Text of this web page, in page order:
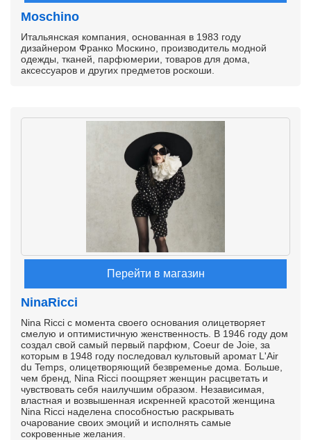
Moschino
Итальянская компания, основанная в 1983 году
дизайнером Франко Москино, производитель модной
одежды, тканей, парфюмерии, товаров для дома,
аксессуаров и других предметов роскоши.
Перейти в магазин
NinaRicci
Nina Ricci с момента своего основания олицетворяет
смелую и оптимистичную женственность. В 1946 году дом
создал свой самый первый парфюм, Coeur de Joie, за
которым в 1948 году последовал культовый аромат L'Air
du Temps, олицетворяющий безвременье дома. Больше,
чем бренд, Nina Ricci поощряет женщин расцветать и
чувствовать себя наилучшим образом. Независимая,
властная и возвышенная искренней красотой женщина
Nina Ricci наделена способностью раскрывать
очарование своих эмоций и исполнять самые
сокровенные желания.